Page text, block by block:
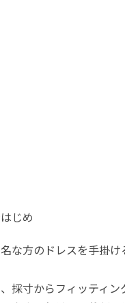
な方のドレスを手掛け
採寸からフィッティン